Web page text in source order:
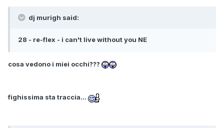
dj murigh said:
28 - re-flex - i can't live without you NE
cosa vedono i miei occhi???
fighissima sta traccia...